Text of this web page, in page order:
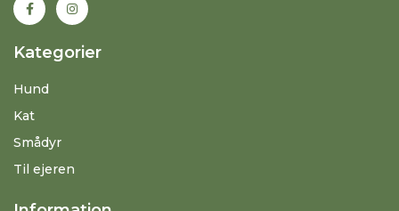
Kategorier
Hund
Kat
Smådyr
Til ejeren